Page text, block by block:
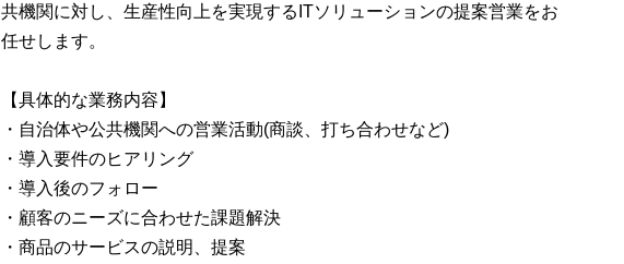
共機関に対し、生産性向上を実現するITソリューションの提案営業をお
任せします。
【具体的な業務内容】
・自治体や公共機関への営業活動(商談、打ち合わせなど)
・導入要件のヒアリング
・導入後のフォロー
・顧客のニーズに合わせた課題解決
・商品のサービスの説明、提案